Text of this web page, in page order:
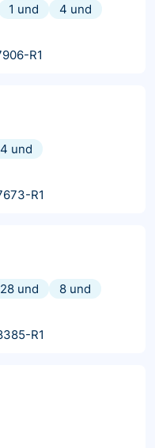
1 und
4 und
R1
4 und
R1
28 und
8 und
R1